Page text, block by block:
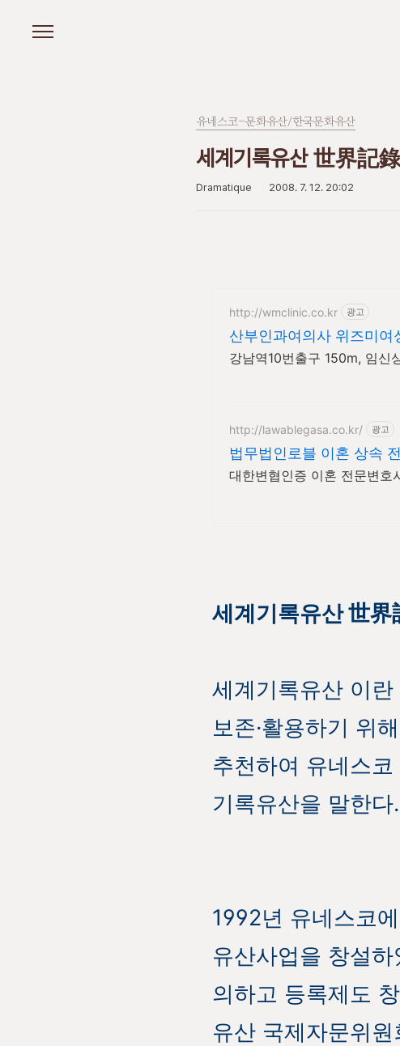
유네스코-문화유산/한국문화유산
세계기록유산 世界記
Dramatique 2008. 7. 12. 20:02
http://wmclinic.co.kr 광고
산부인과여의사 위즈미여
강남역10번출구 150m, 임신
http://lawablegasa.co.kr/ 광고
법무법인로블 이혼 상속
대한변협인증 이혼 전문변호
세계기록유산 世
세계기록유산 이
보존·활용하기 위
추천하여 유네스
기록유산을 말한다.
1992년 유네스코
유산사업을 창설
의하고 등록제도
유산 국제자문위